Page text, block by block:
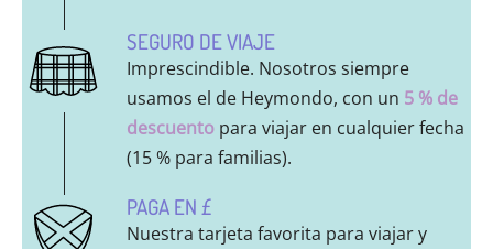
SEGURO DE VIAJE
Imprescindible. Nosotros siempre
usamos el de Heymondo, con un 5 % de
descuento para viajar en cualquier fecha
(15 % para familias).
PAGA EN £
Nuestra tarjeta favorita para viajar y